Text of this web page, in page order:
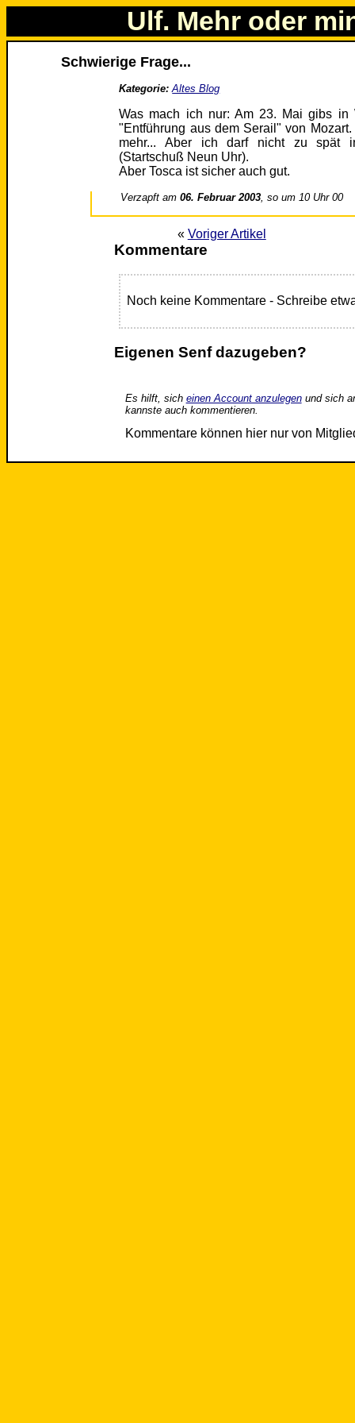
Ulf. Mehr oder
Schwierige Frage...
Kategorie: Altes Blog
Was mach ich nur: Am 23. Mai gibs in
"Entführung aus dem Serail" von
mehr... Aber ich darf nicht zu spät
(Startschuß Neun Uhr).
Aber Tosca ist sicher auch gut.
Verzapft am06. Februar 2003, so um 10 Uhr 00
« Voriger Artikel
Kommentare
Noch keine Kommentare - Schreibe
Eigenen Senf dazugeben?
Es hilft, sich einen Account anzulegenund sich
kannste auch kommentieren.
Kommentare können hier nur von